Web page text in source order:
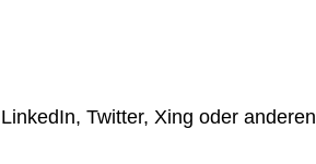
Twitter, Xing oder anderen